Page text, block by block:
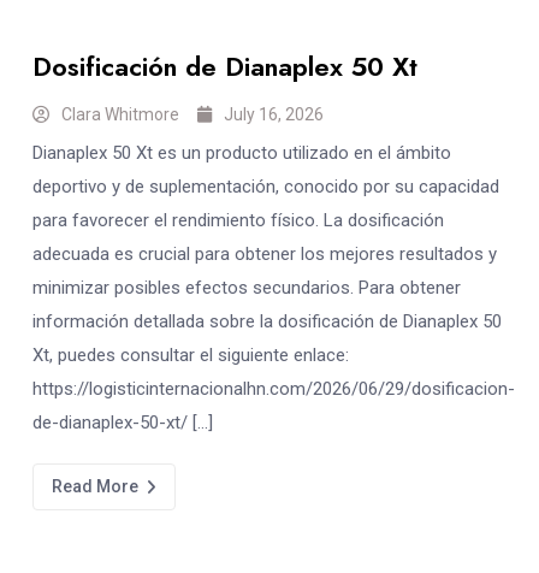
Dosificación de Dianaplex 50 Xt
Clara Whitmore July 16, 2026
Dianaplex 50 Xt es un producto utilizado en el ámbito
deportivo y de suplementación, conocido por su capacidad
para favorecer el rendimiento físico. La dosificación
adecuada es crucial para obtener los mejores resultados y
minimizar posibles efectos secundarios. Para obtener
información detallada sobre la dosificación de Dianaplex 50
Xt, puedes consultar el siguiente enlace:
https://logisticinternacionalhn.com/2026/06/29/dosificacion-
de-dianaplex-50-xt/ […]
Read More